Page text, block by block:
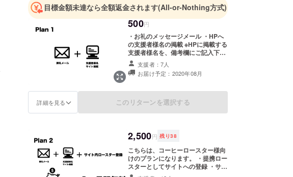
目標金額未達なら全額返金されます(All-or-Nothing方式)
500円
・お礼のメッセージメール ・HPへ
の支援者様名の掲載 ※HPに掲載する
支援者様名を、備考欄にご記入下さ
い。 例)支援者名：Yuta
Higashijima
支援者：7人
お届け予定：2020年08月
詳細を見る このリターンを選択する
2,500円 残り38
こちらは、コーヒーロースター様向
けのプランになります。 ・提携ロー
スターとしてサイトへの登録 ・サイ
ト掲載料無料(サービス開始から3か